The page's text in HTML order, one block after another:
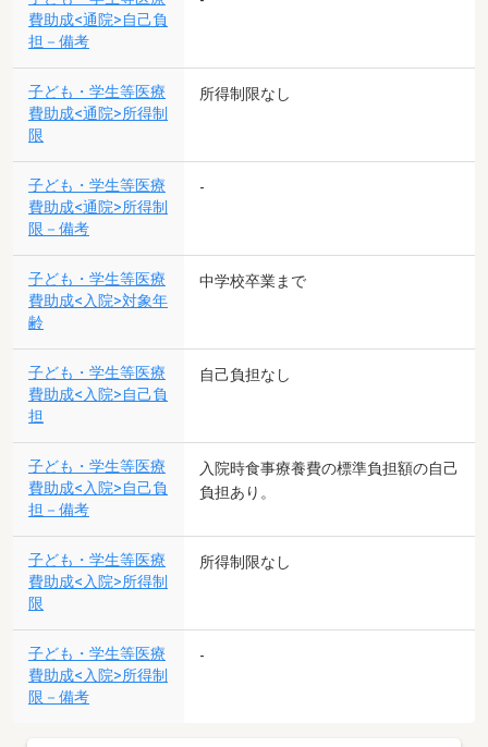
費助成<通院>自己負
担－備考
子ども・学生等医療
費助成<通院>所得制
限
所得制限なし
子ども・学生等医療
費助成<通院>所得制
限－備考
-
子ども・学生等医療
費助成<入院>対象年
齢
中学校卒業まで
子ども・学生等医療
費助成<入院>自己負
担
自己負担なし
子ども・学生等医療
費助成<入院>自己負
担－備考
入院時食事療養費の標準負担額の自己
負担あり。
子ども・学生等医療
費助成<入院>所得制
限
所得制限なし
子ども・学生等医療
費助成<入院>所得制
限－備考
-